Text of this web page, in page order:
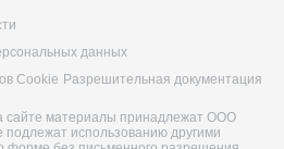
данных
Cookie Разрешительная документация
сайте материалы принадлежат ООО
использованию другими